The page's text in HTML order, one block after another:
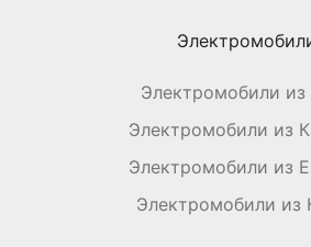
Электромобили
Электромобили из
Электромобили из
Электромобили из